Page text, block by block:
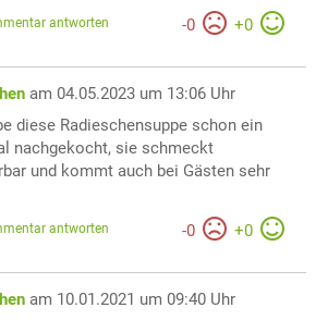
-0 +0
antworten
am 04.05.2023 um 13:06 Uhr
diese Radieschensuppe schon ein
nachgekocht, sie schmeckt
und kommt auch bei Gästen sehr
-0 +0
antworten
am 10.01.2021 um 09:40 Uhr